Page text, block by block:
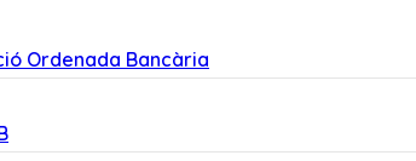
Ordenada Bancària